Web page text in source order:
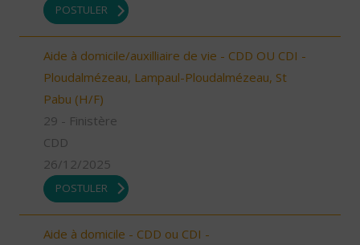
POSTULER
Aide à domicile/auxilliaire de vie - CDD OU CDI -
Ploudalmézeau, Lampaul-Ploudalmézeau, St
Pabu (H/F)
29 - Finistère
CDD
26/12/2025
POSTULER
Aide à domicile - CDD ou CDI -